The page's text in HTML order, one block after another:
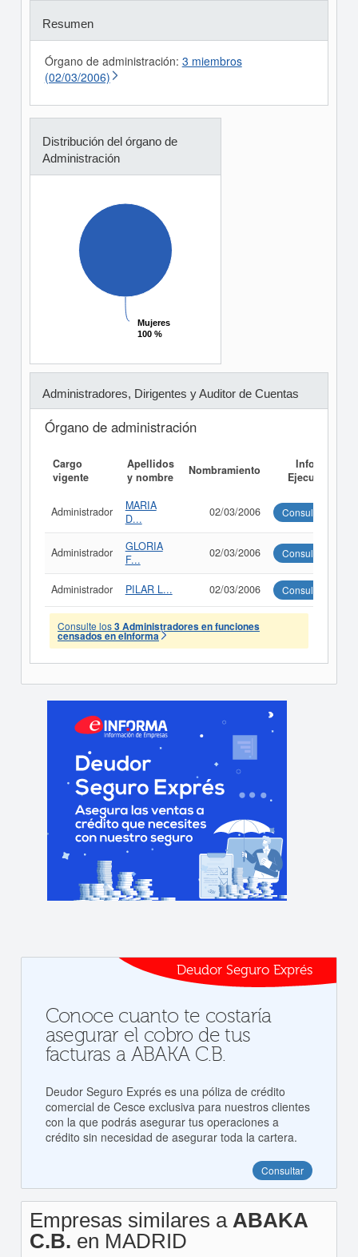
Resumen
Órgano de administración: 3 miembros
(02/03/2006)
Distribución del órgano de
Administración
Mujeres
100 %
Mujeres
100 %
Administradores, Dirigentes y Auditor de Cuentas
Órgano de administración
Cargo
vigente
Apellidos
y nombre
Nombramiento
Informe
Ejecutivo
Administrador
MARIA
D...
02/03/2006 Consultar
Administrador
GLORIA
F...
02/03/2006 Consultar
Administrador PILAR L... 02/03/2006 Consultar
Consulte los3 Administradores en funciones
censados en eInforma
Deudor Seguro Exprés
Conoce cuanto te costaría
asegurar el cobro de tus
facturas a ABAKA C.B.
Deudor Seguro Exprés es una póliza de crédito
comercial de Cesce exclusiva para nuestros clientes
con la que podrás asegurar tus operaciones a
crédito sin necesidad de asegurar toda la cartera.
Consultar
Empresas similares a ABAKA
C.B. en MADRID